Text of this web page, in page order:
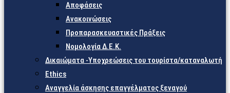
Αποφάσεις
Ανακοινώσεις
Προπαρασκευαστικές Πράξεις
Νομολογία Δ.Ε.Κ.
Δικαιώματα -Υποχρεώσεις του τουρίστα/καταναλωτή
Ethics
Αναγγελία άσκησης επαγγέλματος ξεναγού